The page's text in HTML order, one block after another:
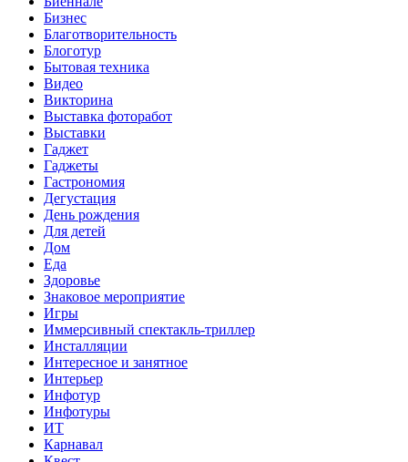
Бизнес
Благотворительность
Блоготур
Бытовая техника
Видео
Викторина
Выставка фоторабот
Выставки
Гаджет
Гаджеты
Гастрономия
Дегустация
День рождения
Для детей
Дом
Еда
Здоровье
Знаковое мероприятие
Игры
Иммерсивный спектакль-триллер
Инсталляции
Интересное и занятное
Интерьер
Инфотур
Инфотуры
ИТ
Карнавал